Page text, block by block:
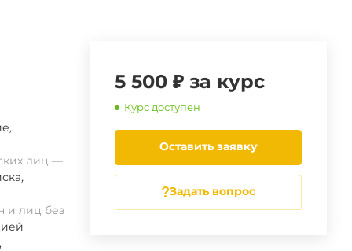
5 500 ₽ за курс
Курс доступен
Оставить заявку
Задать вопрос
,
лиц
,
и лиц без